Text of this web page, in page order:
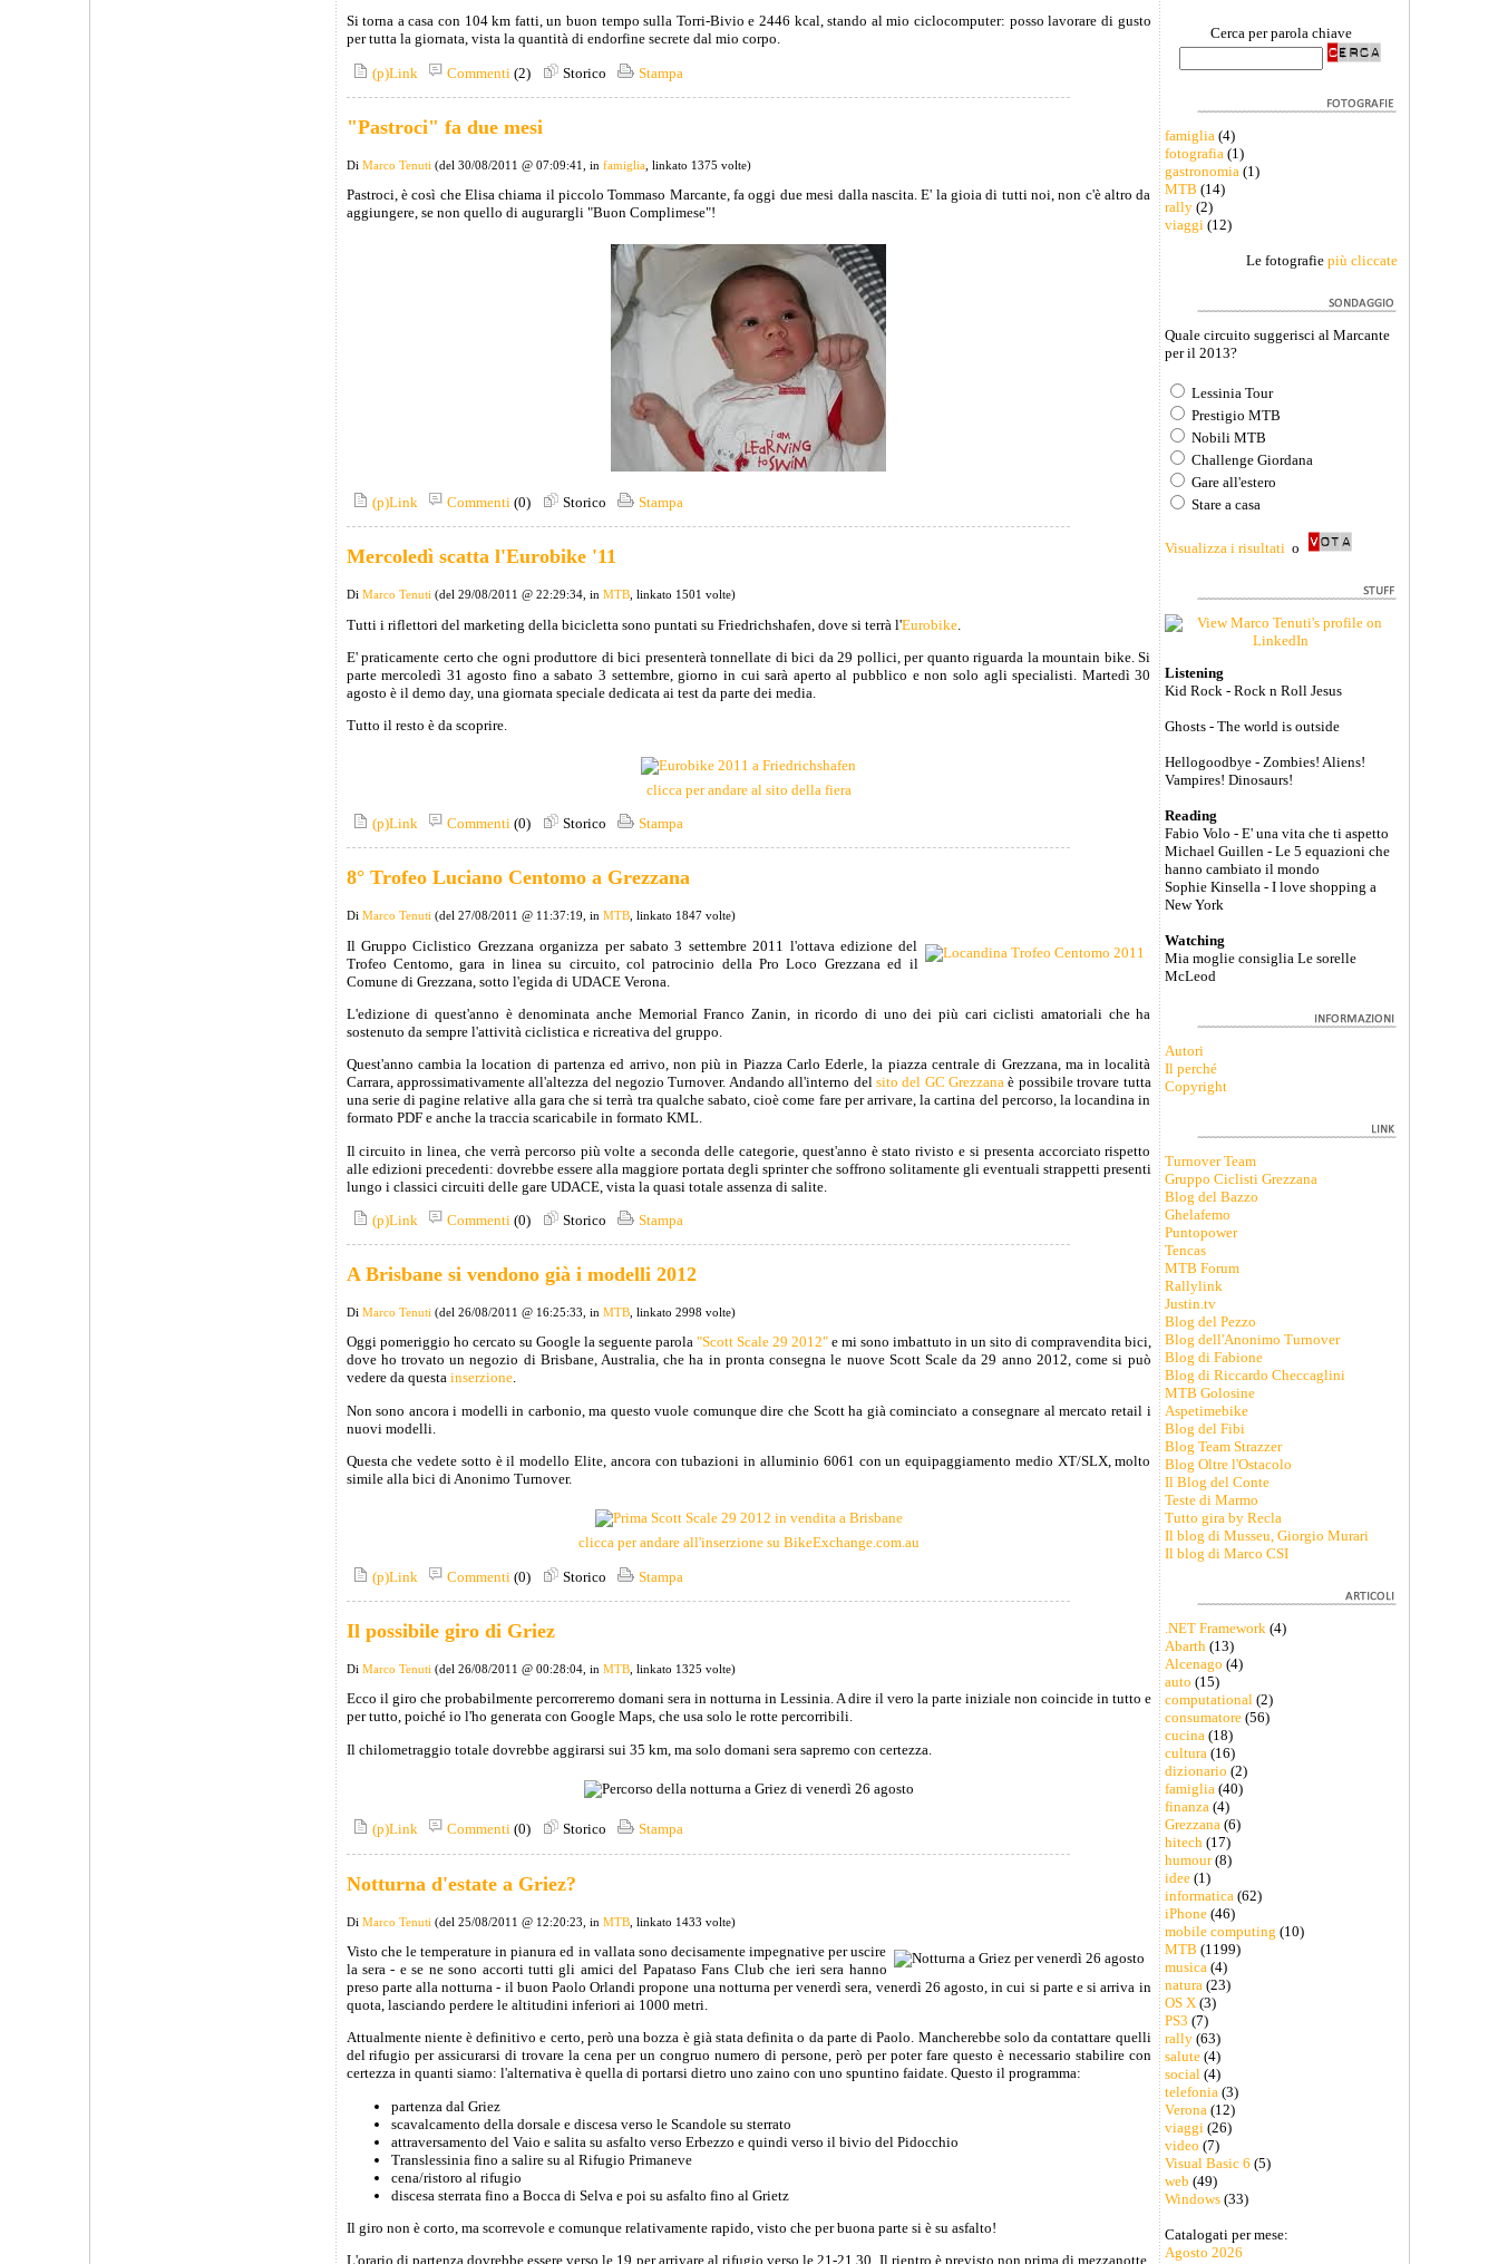
Si torna a casa con 104 km fatti, un buon tempo sulla Torri-Bivio e 2446 kcal, stando al mio ciclocomputer: posso lavorare di gusto
per tutta la giornata, vista la quantità di endorfine secrete dal mio corpo.
(p)Link Commenti (2) Storico Stampa
"Pastroci" fa due mesi
Di Marco Tenuti (del 30/08/2011 @ 07:09:41, in famiglia, linkato 1375 volte)
Pastroci, è così che Elisa chiama il piccolo Tommaso Marcante, fa oggi due mesi dalla nascita. E' la gioia di tutti noi, non c'è altro da
aggiungere, se non quello di augurargli "Buon Complimese"!
(p)Link Commenti (0) Storico Stampa
Mercoledì scatta l'Eurobike '11
Di Marco Tenuti(del 29/08/2011 @ 22:29:34, in MTB, linkato 1501 volte)
Tutti i riflettori del marketing della bicicletta sono puntati su Friedrichshafen, dove si terrà l'Eurobike.
E' praticamente certo che ogni produttore di bici presenterà tonnellate di bici da 29 pollici, per quanto riguarda la mountain bike. Si
parte mercoledì 31 agosto fino a sabato 3 settembre, giorno in cui sarà aperto al pubblico e non solo agli specialisti. Martedì 30
agosto è il demo day, una giornata speciale dedicata ai test da parte dei media.
Tutto il resto è da scoprire.
clicca per andare al sito della fiera
(p)Link Commenti (0) Storico Stampa
8° Trofeo Luciano Centomo a Grezzana
Di Marco Tenuti (del 27/08/2011 @ 11:37:19, in MTB, linkato 1847 volte)
Il Gruppo Ciclistico Grezzana organizza per sabato 3 settembre 2011 l'ottava edizione del
Trofeo Centomo, gara in linea su circuito, col patrocinio della Pro Loco Grezzana ed il
Comune di Grezzana, sotto l'egida di UDACE Verona.
L'edizione di quest'anno è denominata anche Memorial Franco Zanin, in ricordo di uno dei più cari ciclisti amatoriali che ha
sostenuto da sempre l'attività ciclistica e ricreativa del gruppo.
Quest'anno cambia la location di partenza ed arrivo, non più in Piazza Carlo Ederle, la piazza centrale di Grezzana, ma in località
Carrara, approssimativamente all'altezza del negozio Turnover. Andando all'interno del sito del GC Grezzana è possibile trovare tutta
una serie di pagine relative alla gara che si terrà tra qualche sabato, cioè come fare per arrivare, la cartina del percorso, la locandina in
formato PDF e anche la traccia scaricabile in formato KML.
Il circuito in linea, che verrà percorso più volte a seconda delle categorie, quest'anno è stato rivisto e si presenta accorciato rispetto
alle edizioni precedenti: dovrebbe essere alla maggiore portata degli sprinter che soffrono solitamente gli eventuali strappetti presenti
lungo i classici circuiti delle gare UDACE, vista la quasi totale assenza di salite.
(p)Link Commenti (0) Storico Stampa
A Brisbane si vendono già i modelli 2012
Di Marco Tenuti (del 26/08/2011 @ 16:25:33, in MTB, linkato 2998 volte)
Oggi pomeriggio ho cercato su Google la seguente parola "Scott Scale 29 2012"e mi sono imbattuto in un sito di compravendita bici,
dove ho trovato un negozio di Brisbane, Australia, che ha in pronta consegna le nuove Scott Scale da 29 anno 2012, come si può
vedere da questa inserzione.
Non sono ancora i modelli in carbonio, ma questo vuole comunque dire che Scott ha già cominciato a consegnare al mercato retail i
nuovi modelli.
Questa che vedete sotto è il modello Elite, ancora con tubazioni in alluminio 6061 con un equipaggiamento medio XT/SLX, molto
simile alla bici di Anonimo Turnover.
clicca per andare all'inserzione su BikeExchange.com.au
(p)Link Commenti (0) Storico Stampa
Il possibile giro di Griez
Di Marco Tenuti (del 26/08/2011 @ 00:28:04, in MTB, linkato 1325 volte)
Ecco il giro che probabilmente percorreremo domani sera in notturna in Lessinia. A dire il vero la parte iniziale non coincide in tutto e
per tutto, poiché io l'ho generata con Google Maps, che usa solo le rotte percorribili.
Il chilometraggio totale dovrebbe aggirarsi sui 35 km, ma solo domani sera sapremo con certezza.
(p)Link Commenti(0) Storico Stampa
Notturna d'estate a Griez?
Di Marco Tenuti (del 25/08/2011 @ 12:20:23, in MTB, linkato 1433 volte)
Visto che le temperature in pianura ed in vallata sono decisamente impegnative per uscire
la sera - e se ne sono accorti tutti gli amici del Papataso Fans Club che ieri sera hanno
preso parte alla notturna - il buon Paolo Orlandi propone una notturna per venerdì sera, venerdì 26 agosto, in cui si parte e si arriva in
quota, lasciando perdere le altitudini inferiori ai 1000 metri.
Attualmente niente è definitivo e certo, però una bozza è già stata definita o da parte di Paolo. Mancherebbe solo da contattare quelli
del rifugio per assicurarsi di trovare la cena per un congruo numero di persone, però per poter fare questo è necessario stabilire con
certezza in quanti siamo: l'alternativa è quella di portarsi dietro uno zaino con uno spuntino faidate. Questo il programma:
partenza dal Griez
scavalcamento della dorsale e discesa verso le Scandole su sterrato
attraversamento del Vaio e salita su asfalto verso Erbezzo e quindi verso il bivio del Pidocchio
Translessinia fino a salire su al Rifugio Primaneve
cena/ristoro al rifugio
discesa sterrata fino a Bocca di Selva e poi su asfalto fino al Grietz
Il giro non è corto, ma scorrevole e comunque relativamente rapido, visto che per buona parte si è su asfalto!
L'orario di partenza dovrebbe essere verso le 19 per arrivare al rifugio verso le 21-21.30. Il rientro è previsto non prima di mezzanotte,
Cerca per parola chiave
famiglia (4)
fotografia (1)
gastronomia (1)
MTB (14)
rally(2)
viaggi (12)
Le fotografie più cliccate
Quale circuito suggerisci al Marcante
per il 2013?
Lessinia Tour
Prestigio MTB
Nobili MTB
Challenge Giordana
Gare all'estero
Stare a casa
Visualizza i risultati o
Listening
Kid Rock - Rock n Roll Jesus
Ghosts - The world is outside
Hellogoodbye - Zombies! Aliens!
Vampires! Dinosaurs!
Reading
Fabio Volo - E' una vita che ti aspetto
Michael Guillen - Le 5 equazioni che
hanno cambiato il mondo
Sophie Kinsella - I love shopping a
New York
Watching
Mia moglie consiglia Le sorelle
McLeod
Autori
Il perché
Copyright
Turnover Team
Gruppo Ciclisti Grezzana
Blog del Bazzo
Ghelafemo
Puntopower
Tencas
MTB Forum
Rallylink
Justin.tv
Blog del Pezzo
Blog dell'Anonimo Turnover
Blog di Fabione
Blog di Riccardo Checcaglini
MTB Golosine
Aspetimebike
Blog del Fibi
Blog Team Strazzer
Blog Oltre l'Ostacolo
Il Blog del Conte
Teste di Marmo
Tutto gira by Recla
Il blog di Musseu, Giorgio Murari
Il blog di Marco CSI
.NET Framework(4)
Abarth(13)
Alcenago (4)
auto (15)
computational(2)
consumatore(56)
cucina(18)
cultura(16)
dizionario (2)
famiglia(40)
finanza(4)
Grezzana(6)
hitech(17)
humour(8)
idee(1)
informatica(62)
iPhone(46)
mobile computing (10)
MTB (1199)
musica(4)
natura(23)
OS X(3)
PS3 (7)
rally(63)
salute(4)
social(4)
telefonia(3)
Verona(12)
viaggi(26)
video (7)
Visual Basic 6 (5)
web (49)
Windows(33)
Catalogati per mese:
Agosto 2026